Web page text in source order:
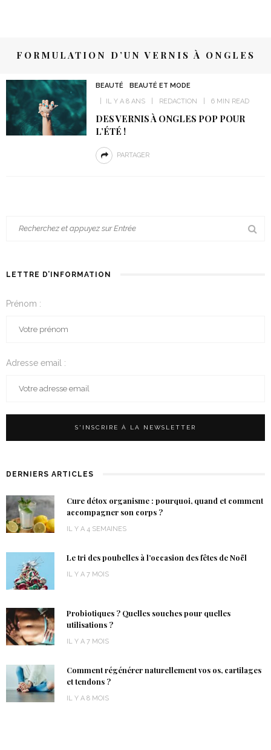
FORMULATION D’UN VERNIS À ONGLES
BEAUTÉ
BEAUTÉ ET MODE
IL Y A 8 ANS
REDACTION 6 MIN READ
DES VERNIS À ONGLES POP POUR
L’ÉTÉ !
PARTAGER
LETTRE D’INFORMATION
Prénom :
Adresse email :
DERNIERS ARTICLES
Cure détox organisme : pourquoi, quand et comment
accompagner son corps ?
IL Y A 4 SEMAINES
Le tri des poubelles à l’occasion des fêtes de Noël
IL Y A 7 MOIS
Probiotiques ? Quelles souches pour quelles
utilisations ?
IL Y A 7 MOIS
Comment régénérer naturellement vos os, cartilages
et tendons ?
IL Y A 8 MOIS